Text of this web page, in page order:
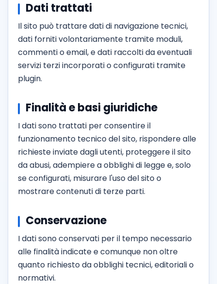
Dati trattati
Il sito può trattare dati di navigazione tecnici,
dati forniti volontariamente tramite moduli,
commenti o email, e dati raccolti da eventuali
servizi terzi incorporati o configurati tramite
plugin.
Finalità e basi giuridiche
I dati sono trattati per consentire il
funzionamento tecnico del sito, rispondere alle
richieste inviate dagli utenti, proteggere il sito
da abusi, adempiere a obblighi di legge e, solo
se configurati, misurare l'uso del sito o
mostrare contenuti di terze parti.
Conservazione
I dati sono conservati per il tempo necessario
alle finalità indicate e comunque non oltre
quanto richiesto da obblighi tecnici, editoriali o
normativi.